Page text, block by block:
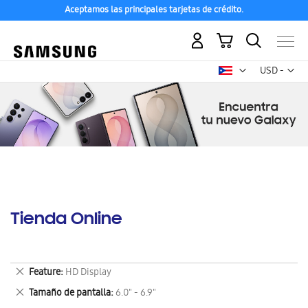
Aceptamos las principales tarjetas de crédito.
USD -
dólar
Mi carrito
Tienda Online
Feature HD Display
Eliminar
este
artículo
Tamaño de pantalla 6.0" - 6.9"
Eliminar